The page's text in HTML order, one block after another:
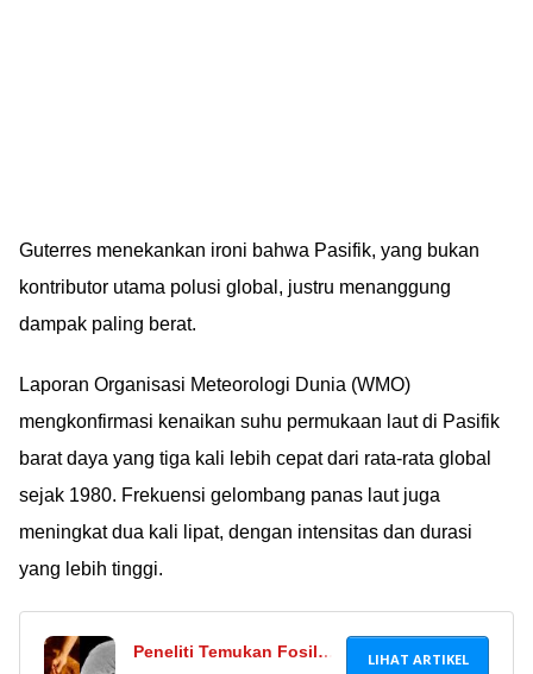
Guterres menekankan ironi bahwa Pasifik, yang bukan
kontributor utama polusi global, justru menanggung
dampak paling berat.
Laporan Organisasi Meteorologi Dunia (WMO)
mengkonfirmasi kenaikan suhu permukaan laut di Pasifik
barat daya yang tiga kali lebih cepat dari rata-rata global
sejak 1980. Frekuensi gelombang panas laut juga
meningkat dua kali lipat, dengan intensitas dan durasi
yang lebih tinggi.
Peneliti Temukan Fosil
LIHAT ARTIKEL